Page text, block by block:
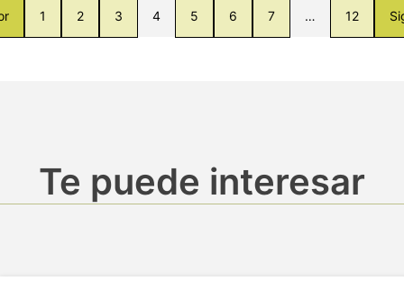
1 2 3 4 5 6 7 … 12
Te puede interesar